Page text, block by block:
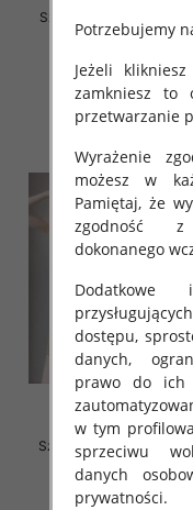
Szorty damskie Roz L-
Kolor Paczka 12
19.00 zł
szczegóły
Szorty damskie Roz S-
Kolor Paczka 12 szt
20.00 zł
Potrzebujemy
Jeżeli
zamkniesz to
przetwarzanie
Wyrażenie
możesz w
Pamiętaj, że
zgodność z
dokonanego
dostępu,
danych,
prawo do ich
w tym
sprzeciwu
danych
prywatności.